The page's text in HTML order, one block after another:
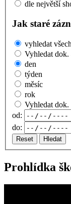
dle největší
Jak staré
vyhledat
Vyhledat dok.
den
týden
měsíc
rok
Vyhledat dok.
od:
do:
Reset Hledat
Prohlídka